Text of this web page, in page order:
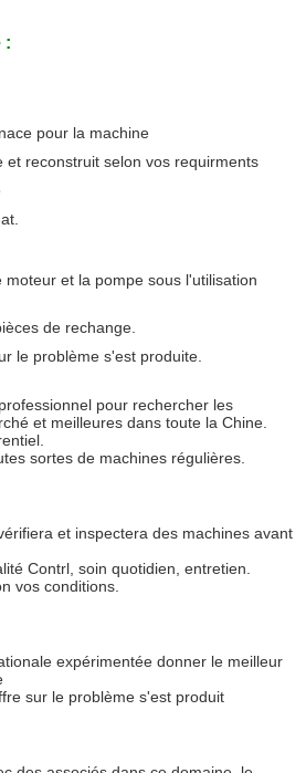
:
pour la machine
et reconstruit selon vos requirments
et la pompe sous l'utilisation
de rechange.
le problème s'est produite.
pour rechercher les
et meilleures dans toute la Chine.
sortes de machines régulières.
et inspectera des machines avant
Contrl, soin quotidien, entretien.
vos conditions.
expérimentée donner le meilleur
sur le problème s'est produit